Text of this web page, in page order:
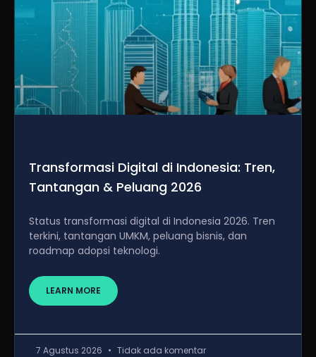
Transformasi Digital di Indonesia: Tren,
Tantangan & Peluang 2026
Status transformasi digital di Indonesia 2026. Tren
terkini, tantangan UMKM, peluang bisnis, dan
roadmap adopsi teknologi.
LEARN MORE
7 Agustus 2026 Tidak ada komentar